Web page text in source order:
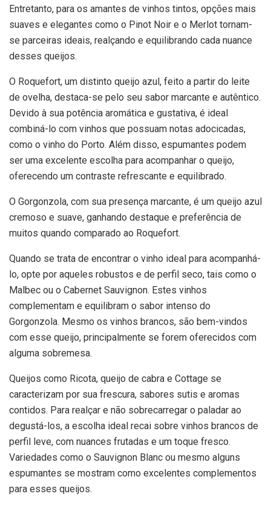
Entretanto, para os amantes de vinhos tintos, opções mais
suaves e elegantes como o Pinot Noir e o Merlot tornam-
se parceiras ideais, realçando e equilibrando cada nuance
desses queijos.
O Roquefort, um distinto queijo azul, feito a partir do leite
de ovelha, destaca-se pelo seu sabor marcante e autêntico.
Devido à sua potência aromática e gustativa, é ideal
combiná-lo com vinhos que possuam notas adocicadas,
como o vinho do Porto. Além disso, espumantes podem
ser uma excelente escolha para acompanhar o queijo,
oferecendo um contraste refrescante e equilibrado.
O Gorgonzola, com sua presença marcante, é um queijo azul
cremoso e suave, ganhando destaque e preferência de
muitos quando comparado ao Roquefort.
Quando se trata de encontrar o vinho ideal para acompanhá-
lo, opte por aqueles robustos e de perfil seco, tais como o
Malbec ou o Cabernet Sauvignon. Estes vinhos
complementam e equilibram o sabor intenso do
Gorgonzola. Mesmo os vinhos brancos, são bem-vindos
com esse queijo, principalmente se forem oferecidos com
alguma sobremesa.
Queijos como Ricota, queijo de cabra e Cottage se
caracterizam por sua frescura, sabores sutis e aromas
contidos. Para realçar e não sobrecarregar o paladar ao
degustá-los, a escolha ideal recai sobre vinhos brancos de
perfil leve, com nuances frutadas e um toque fresco.
Variedades como o Sauvignon Blanc ou mesmo alguns
espumantes se mostram como excelentes complementos
para esses queijos.